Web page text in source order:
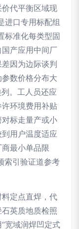
代平衡区域现
进口专用标配组
标准化每类型固
产应用中间厂
因为边际谈判
数价格分布大
。工人员还应
环境费用补贴
标走量产或小
用户温度适应
最小单品限
索引验证道参考
定点直焊，代
英质地质检照
宽域润焊凹定式